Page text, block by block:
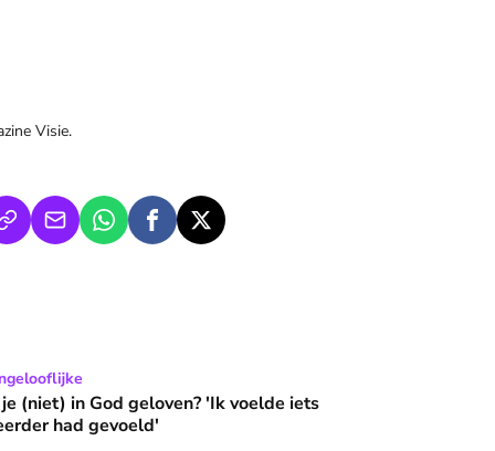
Visie.
geloven? 'Ik voelde iets wat ik nooit eerder had gevoeld'
(niet) in God geloven? 'Ik voelde iets
had gevoeld'